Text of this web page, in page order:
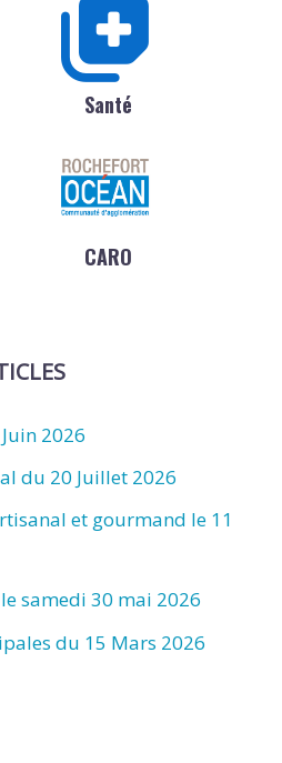
Santé
CARO
2026
du 20 Juillet 2026
et gourmand le 11
samedi 30 mai 2026
du 15 Mars 2026